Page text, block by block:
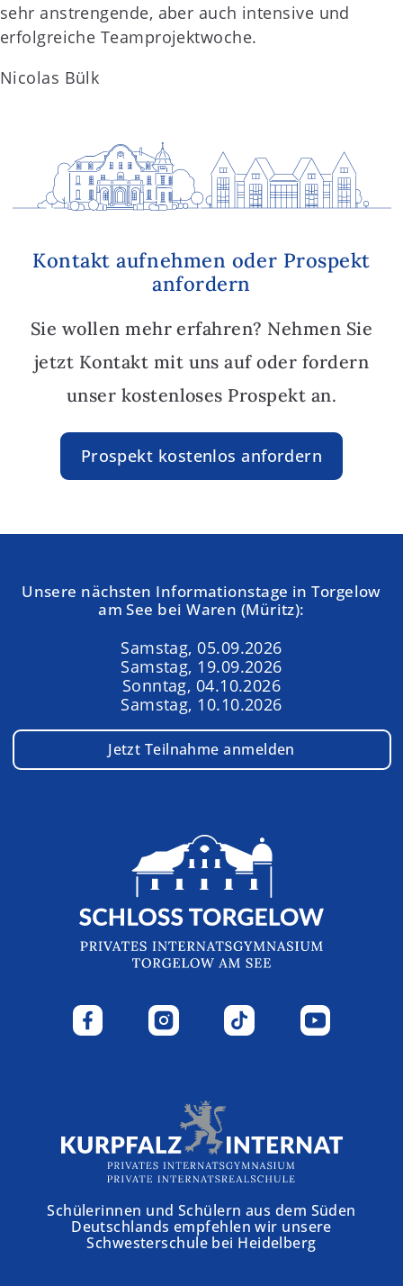
sehr anstrengende, aber auch intensive und
erfolgreiche Teamprojektwoche.
Nicolas Bülk
Kontakt aufnehmen oder Prospekt
anfordern
Sie wollen mehr erfahren? Nehmen Sie
jetzt Kontakt mit uns auf oder fordern
unser kostenloses Prospekt an.
Prospekt kostenlos anfordern
Unsere nächsten Informationstage in Torgelow
am See bei Waren (Müritz):
Samstag, 05.09.2026
Samstag, 19.09.2026
Sonntag, 04.10.2026
Samstag, 10.10.2026
Jetzt Teilnahme anmelden
Schülerinnen und Schülern aus dem Süden
Deutschlands empfehlen wir unsere
Schwesterschule bei Heidelberg